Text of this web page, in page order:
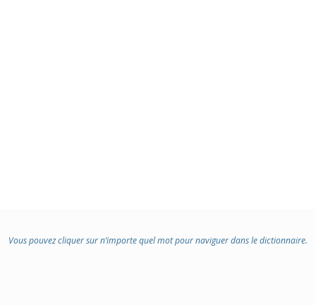
Vous pouvez cliquer sur n’importe quel mot pour naviguer dans le dictionnaire.